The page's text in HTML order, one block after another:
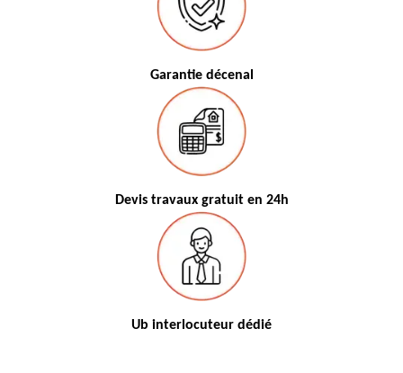
Garantie décenal
Devis travaux gratuit en 24h
Ub interlocuteur dédié